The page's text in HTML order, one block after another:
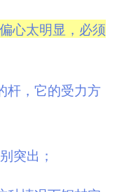
心太明显，必须
杆，它的受力方
突出；